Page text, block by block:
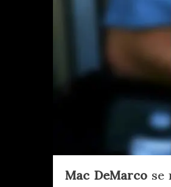
Mac DeMarcose